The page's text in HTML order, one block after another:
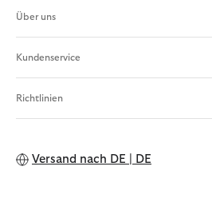
Über uns
Kundenservice
Richtlinien
Versand nach DE | DE